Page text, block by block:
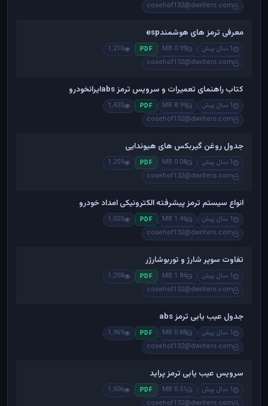
cosehof132@dwriters.com
معرفی ترمز های هوشمندesp
1 سال پیش 0.99 MB
PDF
1,210
cosehof132@dwriters.com
کتاب راهنمای تعمیرات و سرویس ترمز absایرانخودرو
1 سال پیش 8.99 MB
PDF
1,433
cosehof132@dwriters.com
جدول روغن گیربکس های هیوندایی
1 سال پیش 0.08 MB
PDF
1,259
cosehof132@dwriters.com
انواع سیستم ترمز پیشرفته الکترونیکی امداد خودرو
1 سال پیش 1.46 MB
PDF
1,025
cosehof132@dwriters.com
تفاوت سوپر شارژ و توربوشارژر
1 سال پیش 1.84 MB
PDF
1,258
cosehof132@dwriters.com
جدول عیب یابی ترمز abs
1 سال پیش 0.88 MB
PDF
1,969
cosehof132@dwriters.com
سرویس عیب یابی ترمز پراید
1 سال پیش 0.51 MB
PDF
1,506
cosehof132@dwriters.com